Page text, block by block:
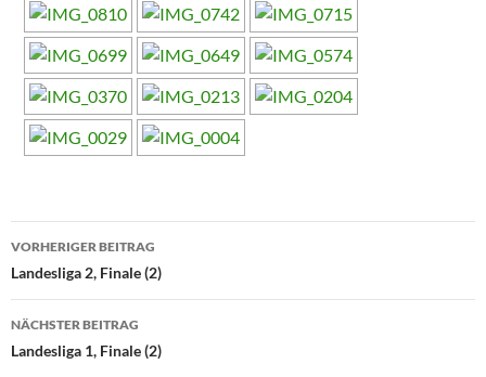
Beitragsnavigation
VORHERIGER BEITRAG
Landesliga 2, Finale (2)
NÄCHSTER BEITRAG
Landesliga 1, Finale (2)